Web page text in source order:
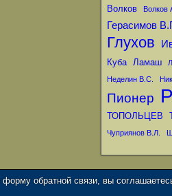
Волков Волков
Герасимов
Глухов
Куба
Ламаш
Неделин В.С.
Пионер
ТОПОЛЬЦЕВ
Чуприянов В.Л.
обратной связи, вы